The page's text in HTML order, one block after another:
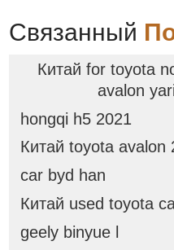
Связанный
Китай for toyota
avalon
hongqi h5 2021
Китай toyota avalon
car byd han
Китай used toyota
geely binyue l